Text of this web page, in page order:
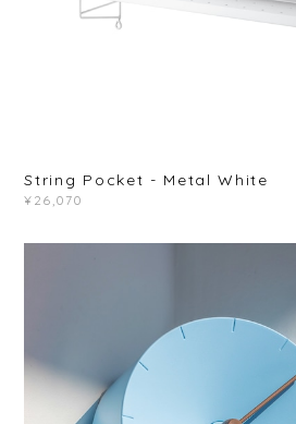
String Pocket - Metal White
¥26,070